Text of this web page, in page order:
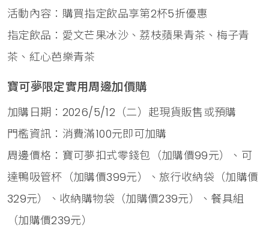
活動內容：購買指定飲品享第2杯5折優惠
指定飲品：愛文芒果冰沙、荔枝蘋果青茶、梅子青
茶、紅心芭樂青茶
寶可夢限定實用周邊加價購
加購日期：2026/5/12（二）起現貨販售或預購
門檻資訊：消費滿100元即可加購
周邊價格：寶可夢扣式零錢包（加購價99元）、可
達鴨吸管杯（加購價399元）、旅行收納袋（加購價
329元）、收納購物袋（加購價239元）、餐具組
（加購價239元）